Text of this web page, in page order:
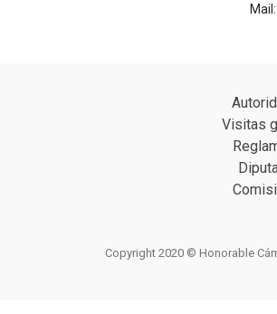
Mail:
Visitas
Copyright 2020 © Honorable